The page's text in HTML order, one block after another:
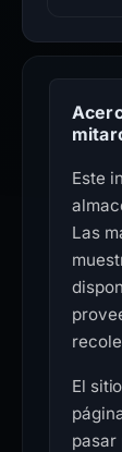
Este
Las
El